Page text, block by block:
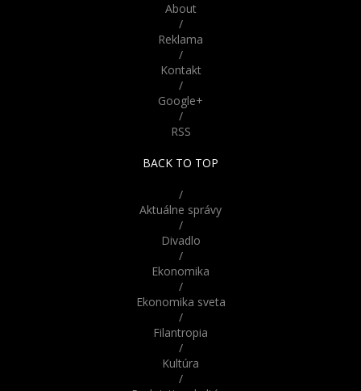
Umelecké diela na pár
centimetroch
Parížske katakomby
skrývajú desivú históriu.
Odvážili by ste sa do nich
vstúpiť?
Nebudete veriť že nie sú
vyzerajú až šokujúco
About
/
Reklama
/
Kontakt
/
Google+
/
RSS
BACK TO TOP
/
Aktuálne správy
/
Divadlo
/
Ekonomika
/
Ekonomika sveta
/
Filantropia
/
Kultúra
/